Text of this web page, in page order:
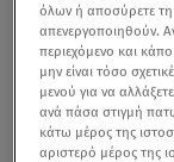
όλων ή αποσύρετε τη
απενεργοποιηθούν.
περιεχόμενο και
μην είναι τόσο
μενού για να
ανά πάσα στιγμή
κάτω μέρος της
αριστερό μέρος της